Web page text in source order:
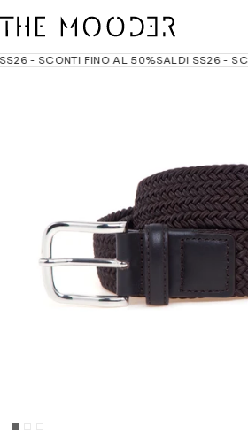
- SCONTI FINO AL 50%SALDI SS26 -